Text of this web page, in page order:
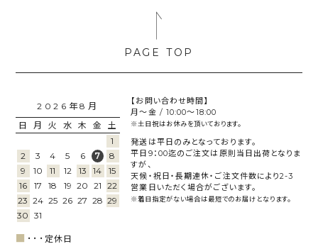
2026年8月
日
月 火 水 木 金
土
1
2
3 4 5 6 7
8
9
10 11 12 13 14
15
16
17 18 19 20 21
22
23 24 25 26 27 28 29
30 31
･･･ 定休日
【お問い合わせ時間】
月～金 / 10:00～18:00
※土日祝はお休みを頂いております。
発送は平日のみとなっております。
平日9：00迄のご注文は原則当日出荷となりま
すが、
天候・祝日・長期連休・ご注文件数により2-3
営業日いただく場合がございます。
※着日指定がない場合は最短でのお届けとなります。